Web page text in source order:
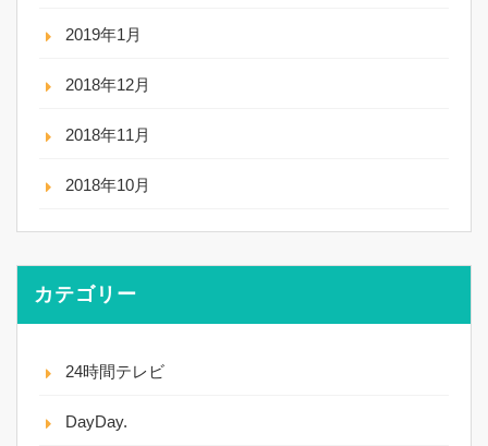
2019年1月
2018年12月
2018年11月
2018年10月
カテゴリー
24時間テレビ
DayDay.